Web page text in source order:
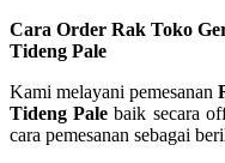
Cara Order Rak Toko
Tideng Pale
Kami melayani pemesanan
Tideng Pale baik secara
cara pemesanan sebagai